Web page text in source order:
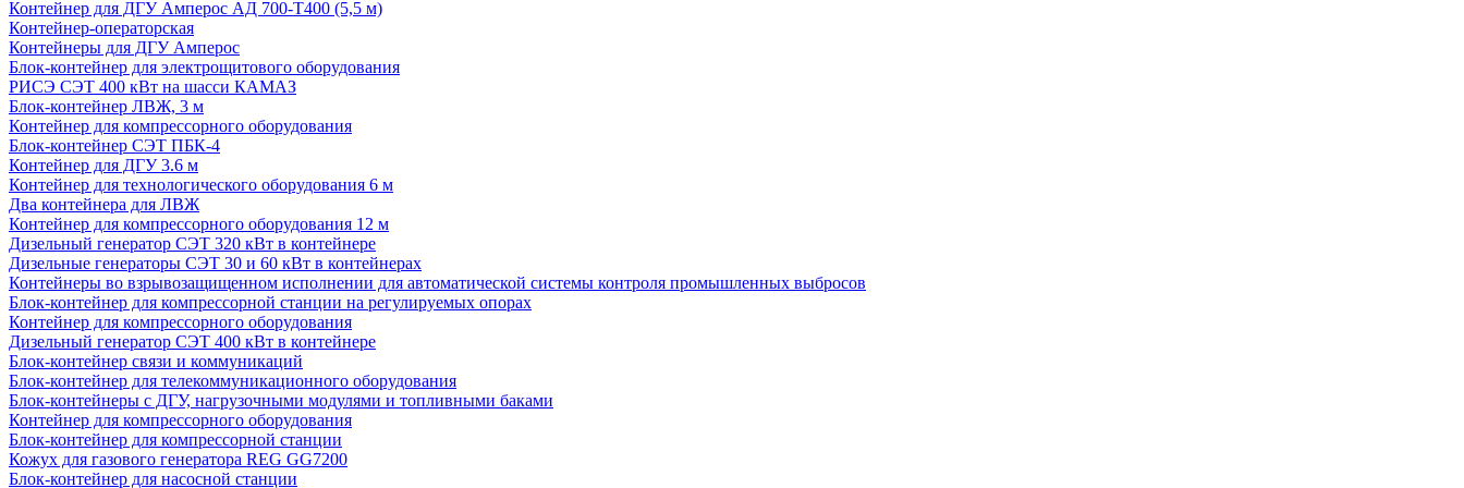
Контейнер для ДГУ Амперос АД 700-Т400 (5,5 м)
Контейнер-операторская
Контейнеры для ДГУ Амперос
Блок-контейнер для электрощитового оборудования
РИСЭ СЭТ 400 кВт на шасси КАМАЗ
Блок-контейнер ЛВЖ, 3 м
Контейнер для компрессорного оборудования
Блок-контейнер СЭТ ПБК-4
Контейнер для ДГУ 3.6 м
Контейнер для технологического оборудования 6 м
Два контейнера для ЛВЖ
Контейнер для компрессорного оборудования 12 м
Дизельный генератор СЭТ 320 кВт в контейнере
Дизельные генераторы СЭТ 30 и 60 кВт в контейнерах
Контейнеры во взрывозащищенном исполнении для автоматической системы контроля промышленных выбросов
Блок-контейнер для компрессорной станции на регулируемых опорах
Контейнер для компрессорного оборудования
Дизельный генератор СЭТ 400 кВт в контейнере
Блок-контейнер связи и коммуникаций
Блок-контейнер для телекоммуникационного оборудования
Блок-контейнеры с ДГУ, нагрузочными модулями и топливными баками
Контейнер для компрессорного оборудования
Блок-контейнер для компрессорной станции
Кожух для газового генератора REG GG7200
Блок-контейнер для насосной станции